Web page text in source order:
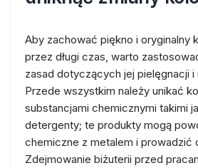
Aby zachować piękno i oryginalny
przez długi czas, warto
zasad dotyczących jej pielęgnacji i
Przede wszystkim należy unikać
substancjami chemicznymi takimi
detergenty; te produkty mogą
chemiczne z metalem i prowadzić
Zdejmowanie biżuterii przed